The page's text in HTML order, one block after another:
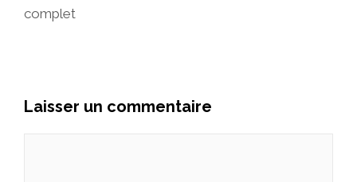
complet
Laisser un commentaire